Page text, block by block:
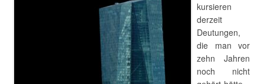
kursieren
derzeit
Deutungen,
die man vor
zehn Jahren
noch nicht